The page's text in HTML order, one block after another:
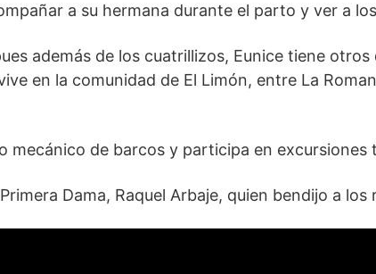
a su hermana durante el parto y ver a
además de los cuatrillizos, Eunice tiene
en la comunidad de El Limón, entre La
mecánico de barcos y participa en excursiones
Dama, Raquel Arbaje, quien bendijo a los